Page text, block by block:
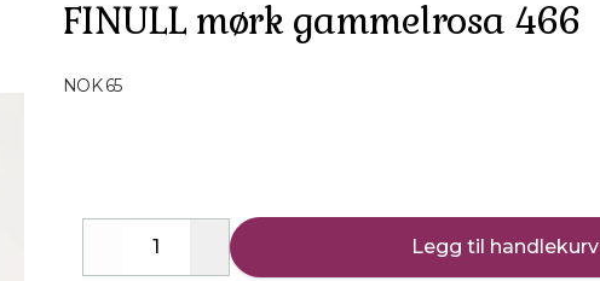
FINULL mørk gammelrosa 466
NOK 65
Decrease Increase
Legg til handlekurv